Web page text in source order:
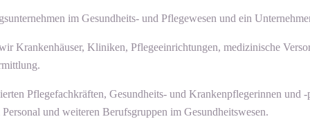
im Gesundheits- und Pflegewesen und ein
Krankenhäuser, Kliniken, Pflegeeinrichtungen, medizinische
Pflegefachkräften, Gesundheits- und Krankenpflegerinnen
und weiteren Berufsgruppen im Gesundheitswesen.